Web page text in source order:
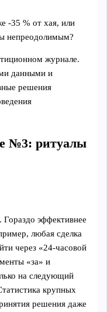
-35 % от хая, или
непреодолимым?
журнале.
данными и
решения
№3: ритуалы
эффективнее
любая сделка
через «24-часовой
«за» и
на следующий
крупных
решения даже